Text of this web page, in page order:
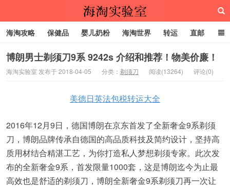
海淘攻略 保健品 婴儿奶粉 海淘世界 转运 直邮
代购服务
博朗男士剃须刀9系 9242s 介绍和推荐！物美价廉！
海淘实验室 发布于 2018-04-05 分类： 剃须刀 阅读(13264) 评论(0)
美德日英法包税转运大全
2016年12月9日，德国博朗在京东首发了全新奢金9系剃须
刀，博朗品牌传承自德国的高品质科技及简约设计，坚持高
质用材结合精湛工艺，为你打造私人梦想剃须专家。此次发
布的全新奢金9系，首发限量1000套，这是博朗迄今为止最
高效也是舒适的剃须刀，博朗全新奢金9系剃须刀再一次让